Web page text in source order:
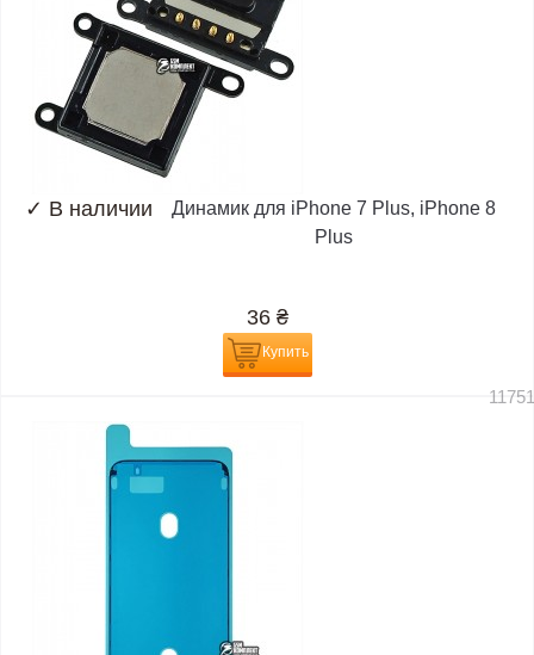
✓ В наличии
Динамик для iPhone 7 Plus, iPhone 8
Plus
36 ₴
Купить